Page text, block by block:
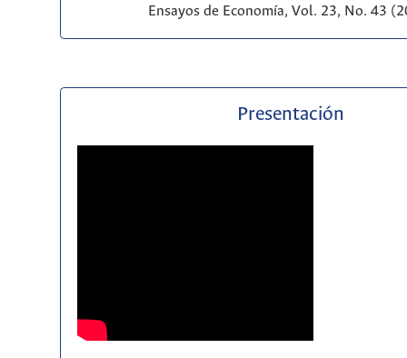
Ensayos de Economía, Vol. 23, No. 43
Presentación